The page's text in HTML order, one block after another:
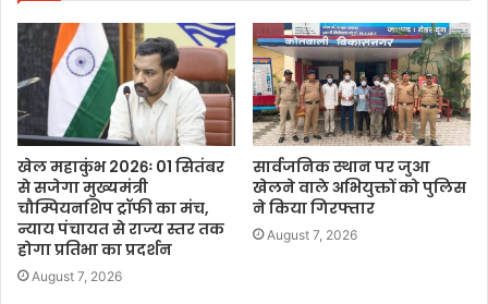
खेल महाकुंभ 2026ः 01 सितंबर
से सजेगा मुख्यमंत्री
चौम्पियनशिप ट्रॉफी का मंच,
न्याय पंचायत से राज्य स्तर तक
होगा प्रतिभा का प्रदर्शन
August 7, 2026
सार्वजनिक स्थान पर जुआ
खेलने वाले अभियुक्तों को पुलिस
ने किया गिरफ्तार
August 7, 2026